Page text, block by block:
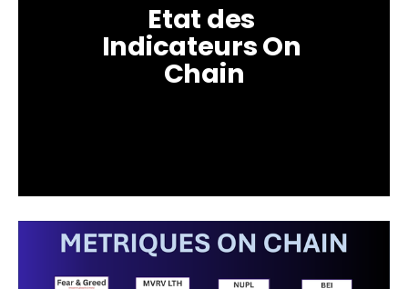
Etat des
Indicateurs On
Chain